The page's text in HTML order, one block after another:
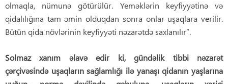
olmaqla, nümunə götürülür. Yeməklərin keyfiyyətinə və
qidalılığına tam əmin olduqdan sonra onlar uşaqlara verilir.
Bütün qida növlərinin keyfiyyəti nəzarətdə saxlanılır”.
Solmaz xanım əlavə edir ki, gündəlik tibbi nəzarət
çərçivəsində uşaqların sağlamlığı ilə yanaşı qidanın yaşlarına